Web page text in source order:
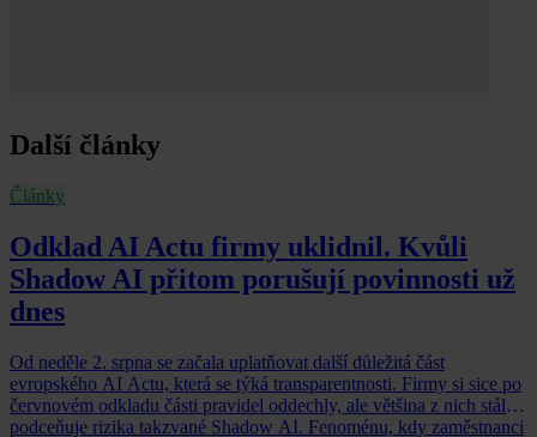
Další články
Články
Odklad AI Actu firmy uklidnil. Kvůli
Shadow AI přitom porušují povinnosti už
dnes
Od neděle 2. srpna se začala uplatňovat další důležitá část
evropského AI Actu, která se týká transparentnosti. Firmy si sice po
červnovém odkladu části pravidel oddechly, ale většina z nich stále
podceňuje rizika takzvané Shadow AI. Fenoménu, kdy zaměstnanci